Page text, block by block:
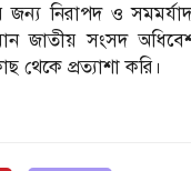
জন্য নিরাপদ ও
জাতীয় সংসদ
থেকে প্রত্যাশা করি।